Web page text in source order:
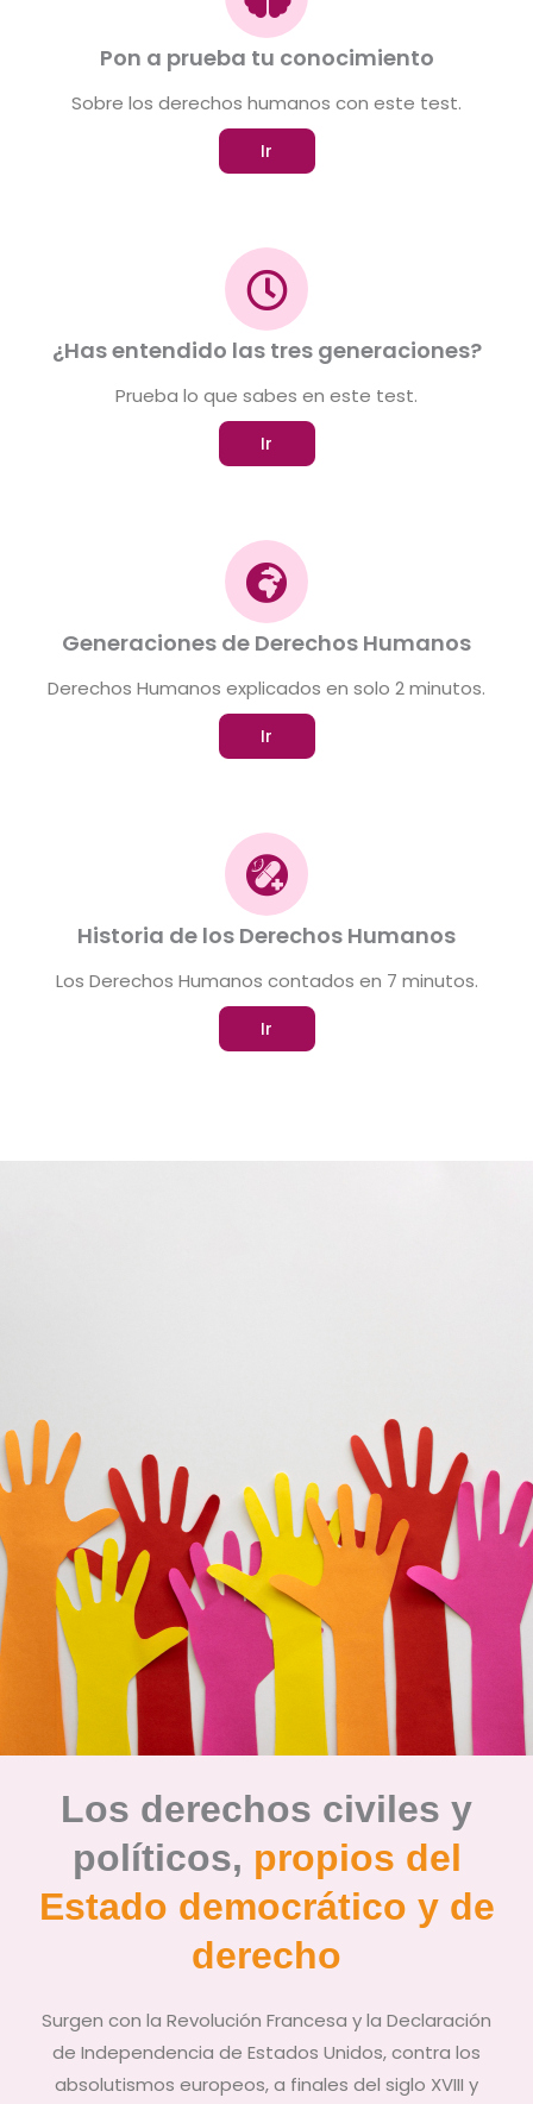
Pon a prueba tu conocimiento
Sobre los derechos humanos con este test.
Ir
¿Has entendido las tres generaciones?
Prueba lo que sabes en este test.
Ir
Generaciones de Derechos Humanos
Derechos Humanos explicados en solo 2 minutos.
Ir
Historia de los Derechos Humanos
Los Derechos Humanos contados en 7 minutos.
Ir
Los derechos civiles y
políticos, propios del
Estado democrático y de
derecho
Surgen con la Revolución Francesa y la Declaración
de Independencia de Estados Unidos, contra los
absolutismos europeos, a finales del siglo XVIII y